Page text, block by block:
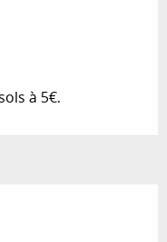
à 5€.